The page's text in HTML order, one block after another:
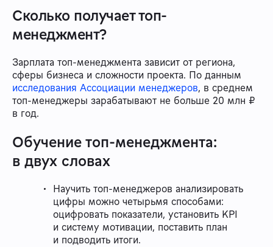
Сколько получает топ-
менеджмент?
Зарплата топ-менеджмента зависит от региона,
сферы бизнеса и сложности проекта. По данным
исследования Ассоциации менеджеров, в среднем
топ-менеджеры зарабатывают не больше 20 млн ₽
в год.
Обучение топ-менеджмента:
в двух словах
Научить топ-менеджеров анализировать
цифры можно четырьмя способами:
оцифровать показатели, установить KPI
и систему мотивации, поставить план
и подводить итоги.